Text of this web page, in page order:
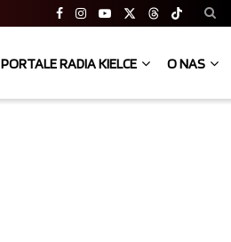
PORTALE RADIA KIELCE O NAS